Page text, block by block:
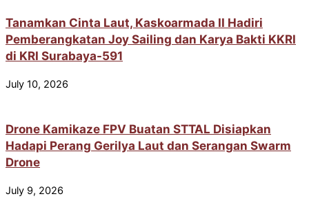
Tanamkan Cinta Laut, Kaskoarmada II Hadiri
Pemberangkatan Joy Sailing dan Karya Bakti KKRI
di KRI Surabaya-591
July 10, 2026
Drone Kamikaze FPV Buatan STTAL Disiapkan
Hadapi Perang Gerilya Laut dan Serangan Swarm
Drone
July 9, 2026